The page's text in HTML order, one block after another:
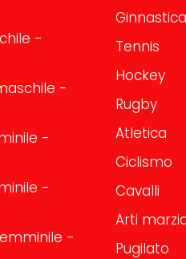
-
-
-
-
-
Ginnastica
Tennis
Hockey
Rugby
Atletica
Ciclismo
Cavalli
Arti
Pugilato